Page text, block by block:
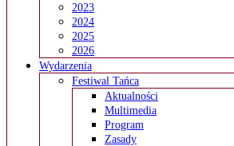
2023
2024
2025
2026
Wydarzenia
Festiwal Tańca
Aktualności
Multimedia
Program
Zasady